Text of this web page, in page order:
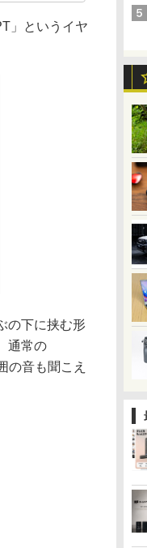
」というイヤ
の下に挟む形
通常の
の音も聞こえ